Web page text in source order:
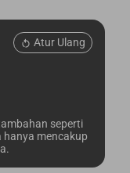
Atur Ulang
seperti
mencakup